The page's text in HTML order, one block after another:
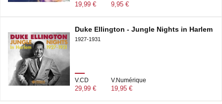
19,99 € 9,95 €
Duke Ellington - Jungle Nights in Harlem
1927-1931
V.CD
29,99 €
V.Numérique
19,95 €